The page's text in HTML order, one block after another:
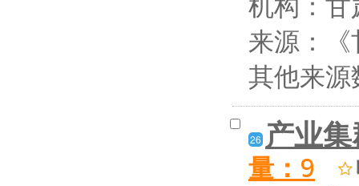
来源：
其他来
26 产业
量： 9